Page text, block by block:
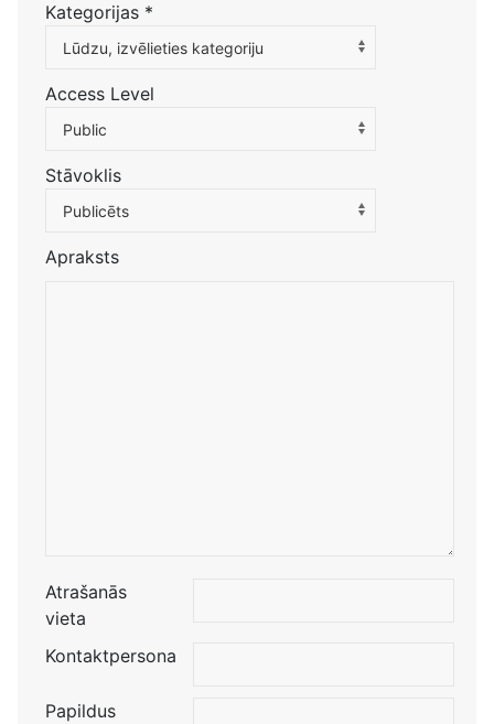
Kategorijas *
Atlasiet kategoriju, lai filtrētu sarakstu
Lūdzu, izvēlieties kategoriju
Access Level
Public
Stāvoklis
Publicēts
Apraksts
Atrašanās
vieta
Kontaktpersona
Papildus